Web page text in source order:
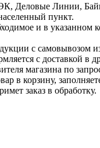
Деловые Линии,
пункт.
и в
с самовывозом
с доставкой в
магазина по
в корзину,
заказ в обработку.